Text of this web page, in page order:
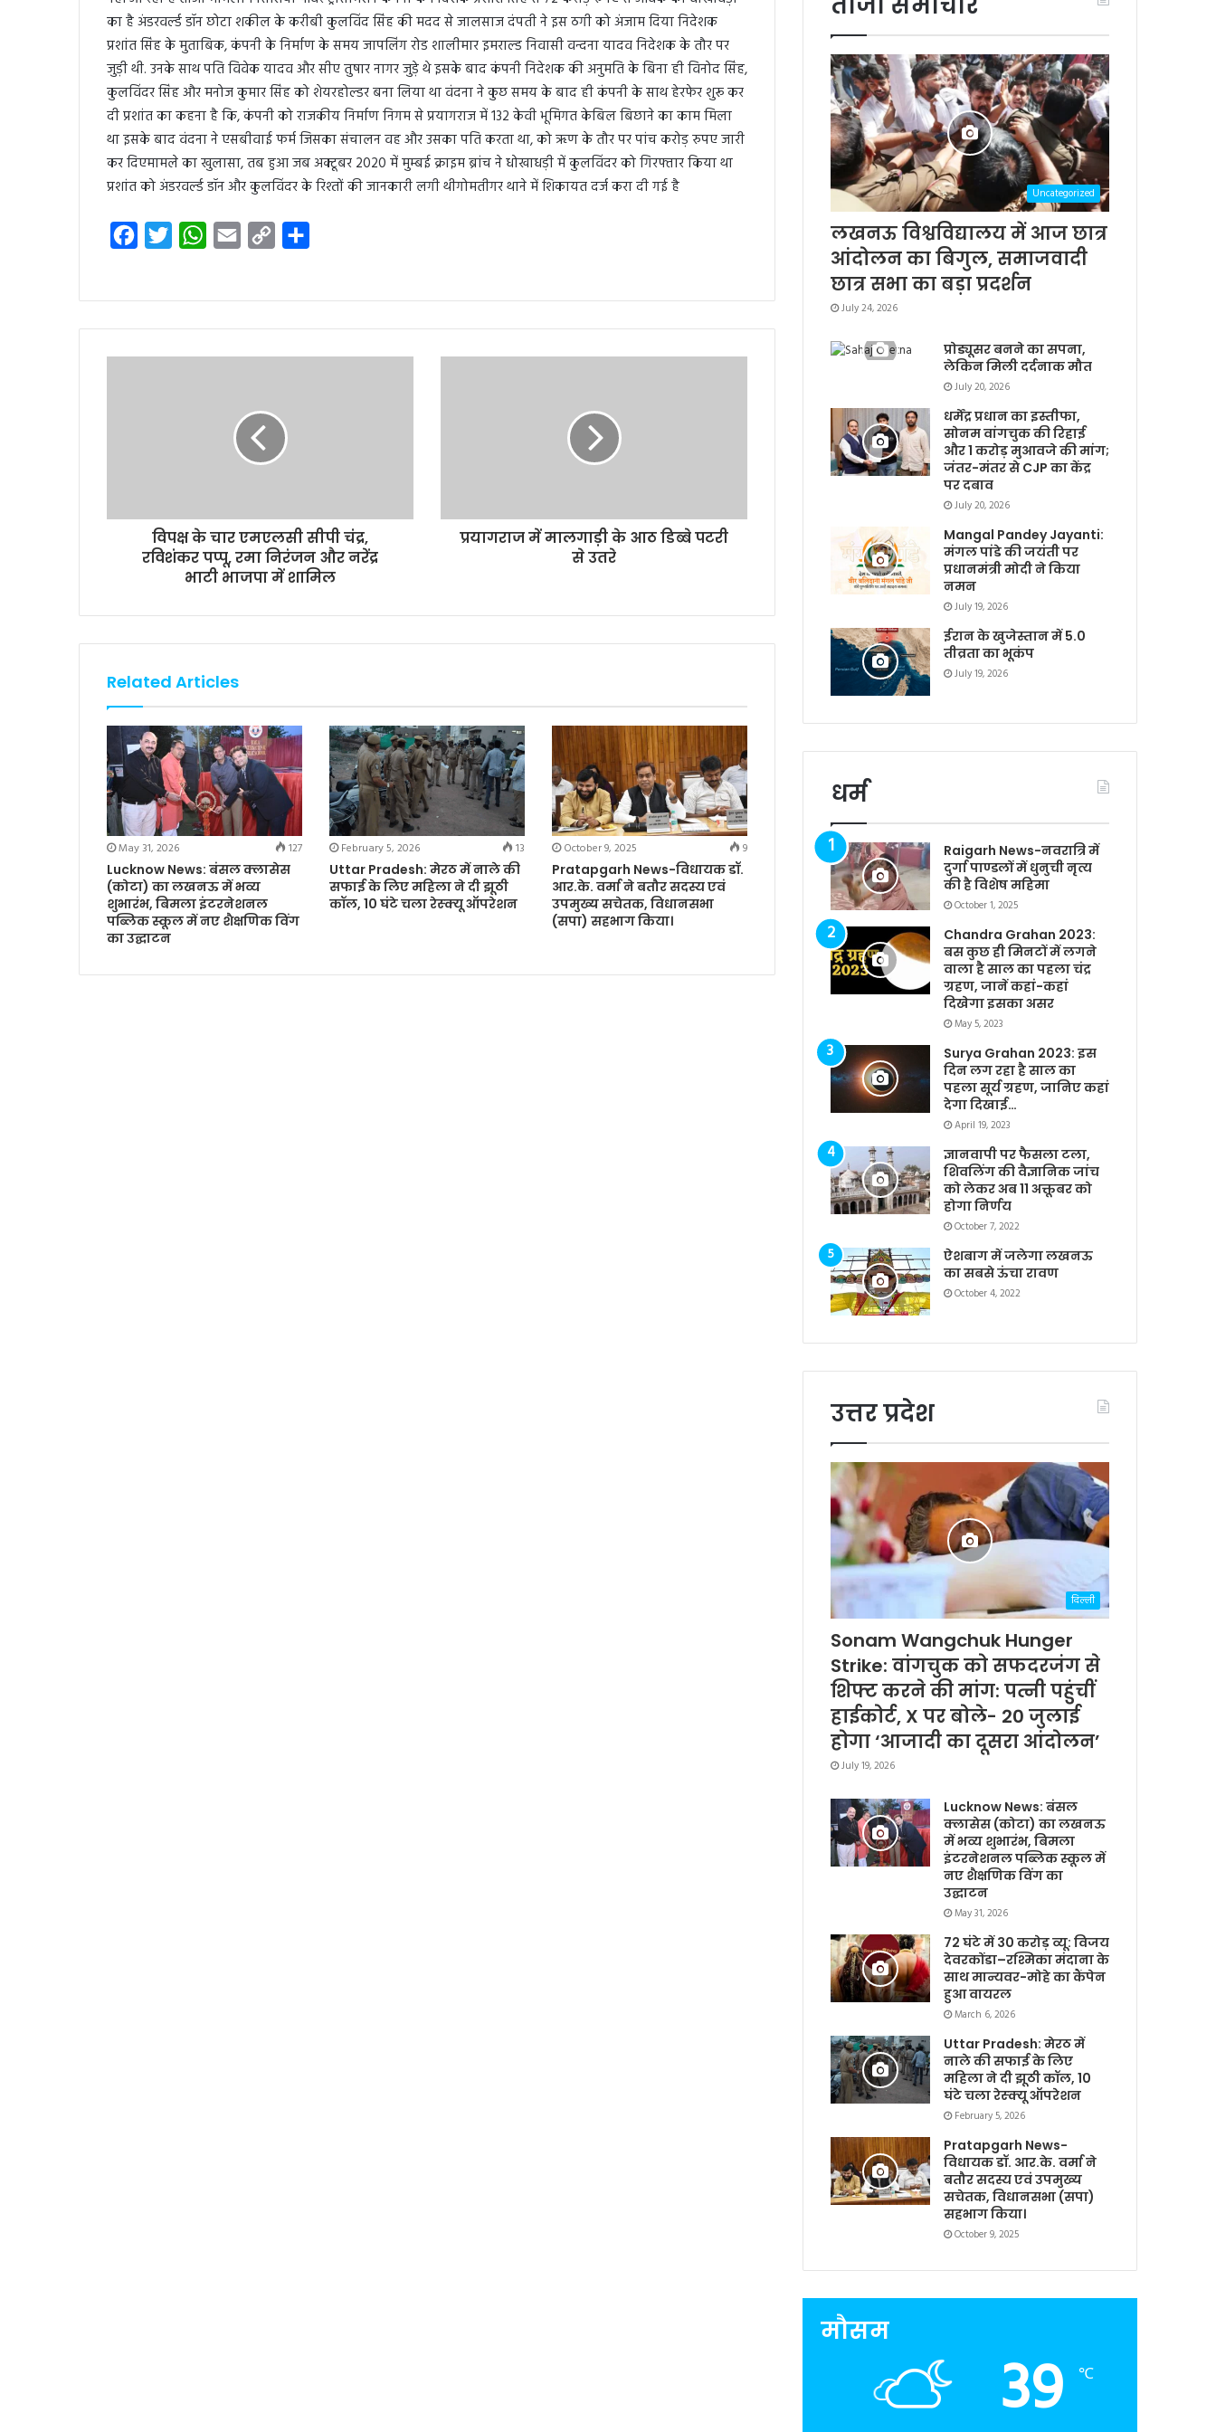
का है अंडरवर्ल्ड डॉन छोटा शकील के करीबी कुलविंद सिंह की मदद से जालसाज दंपती ने इस ठगी को अंजाम दिया निदेशक
प्रशांत सिंह के मुताबिक, कंपनी के निर्माण के समय जापलिंग रोड शालीमार इमराल्ड निवासी वन्दना यादव निदेशक के तौर पर
जुड़ी थी. उनके साथ पति विवेक यादव और सीए तुषार नागर जुड़े थे इसके बाद कंपनी निदेशक की अनुमति के बिना ही विनोद सिंह,
कुलविंदर सिंह और मनोज कुमार सिंह को शेयरहोल्डर बना लिया था वंदना ने कुछ समय के बाद ही कंपनी के साथ हेरफेर शुरू कर
दी प्रशांत का कहना है कि, कंपनी को राजकीय निर्माण निगम से प्रयागराज में 132 केवी भूमिगत केबिल बिछाने का काम मिला
था इसके बाद वंदना ने एसबीवाई फर्म जिसका संचालन वह और उसका पति करता था, को ऋण के तौर पर पांच करोड़ रुपए जारी
कर दिएमामले का खुलासा, तब हुआ जब अक्टूबर 2020 में मुम्बई क्राइम ब्रांच ने धोखाधड़ी में कुलविंदर को गिरफ्तार किया था
प्रशांत को अंडरवर्ल्ड डॉन और कुलविंदर के रिश्तों की जानकारी लगी थीगोमतीगर थाने में शिकायत दर्ज करा दी गई है
W
k
विपक्ष के चार एमएलसी सीपी चंद्र,
रविशंकर पप्पू, रमा निरंजन और नरेंद्र
भाटी भाजपा में शामिल
प्रयागराज में मालगाड़ी के आठ डिब्बे पटरी
से उतरे
Related Articles
May 31, 2026
127
Lucknow News: बंसल क्लासेस
(कोटा) का लखनऊ में भव्य
शुभारंभ, बिमला इंटरनेशनल
पब्लिक स्कूल में नए शैक्षणिक विंग
का उद्घाटन
February 5, 2026
13
Uttar Pradesh: मेरठ में नाले की
सफाई के लिए महिला ने दी झूठी
कॉल, 10 घंटे चला रेस्क्यू ऑपरेशन
October 9, 2025
9
Pratapgarh News-विधायक डॉ.
आर.के. वर्मा ने बतौर सदस्य एवं
उपमुख्य सचेतक, विधानसभा
(सपा) सहभाग किया।
Uncategorized
लखनऊ विश्वविद्यालय में आज छात्र
आंदोलन का बिगुल, समाजवादी
छात्र सभा का बड़ा प्रदर्शन
July 24, 2026
प्रोड्यूसर बनने का सपना,
लेकिन मिली दर्दनाक मौत
July 20, 2026
धर्मेंद्र प्रधान का इस्तीफा,
सोनम वांगचुक की रिहाई
और 1 करोड़ मुआवजे की मांग;
जंतर-मंतर से CJP का केंद्र
पर दबाव
July 20, 2026
Mangal Pandey Jayanti:
मंगल पांडे की जयंती पर
प्रधानमंत्री मोदी ने किया
नमन
July 19, 2026
ईरान के खुजेस्तान में 5.0
तीव्रता का भूकंप
July 19, 2026
धर्म
Raigarh News-नवरात्रि में
दुर्गा पाण्डलों में धुनुची नृत्य
की है विशेष महिमा
October 1, 2025
Chandra Grahan 2023:
बस कुछ ही मिनटों में लगने
वाला है साल का पहला चंद्र
ग्रहण, जानें कहां-कहां
दिखेगा इसका असर
May 5, 2023
Surya Grahan 2023: इस
दिन लग रहा है साल का
पहला सूर्य ग्रहण, जानिए कहां
देगा दिखाई…
April 19, 2023
ज्ञानवापी पर फैसला टला,
शिवलिंग की वैज्ञानिक जांच
को लेकर अब 11 अक्तूबर को
होगा निर्णय
October 7, 2022
ऐशबाग में जलेगा लखनऊ
का सबसे ऊंचा रावण
October 4, 2022
उत्तर प्रदेश
दिल्ली
Sonam Wangchuk Hunger
Strike: वांगचुक को सफदरजंग से
शिफ्ट करने की मांग: पत्नी पहुंचीं
हाईकोर्ट, X पर बोले- 20 जुलाई
होगा ‘आजादी का दूसरा आंदोलन’
July 19, 2026
Lucknow News: बंसल
क्लासेस (कोटा) का लखनऊ
में भव्य शुभारंभ, बिमला
इंटरनेशनल पब्लिक स्कूल में
नए शैक्षणिक विंग का
उद्घाटन
May 31, 2026
72 घंटे में 30 करोड़ व्यू: विजय
देवरकोंडा–रश्मिका मंदाना के
साथ मान्यवर-मोहे का कैंपेन
हुआ वायरल
March 6, 2026
Uttar Pradesh: मेरठ में
नाले की सफाई के लिए
महिला ने दी झूठी कॉल, 10
घंटे चला रेस्क्यू ऑपरेशन
February 5, 2026
Pratapgarh News-
विधायक डॉ. आर.के. वर्मा ने
बतौर सदस्य एवं उपमुख्य
सचेतक, विधानसभा (सपा)
सहभाग किया।
October 9, 2025
मौसम
39 ℃